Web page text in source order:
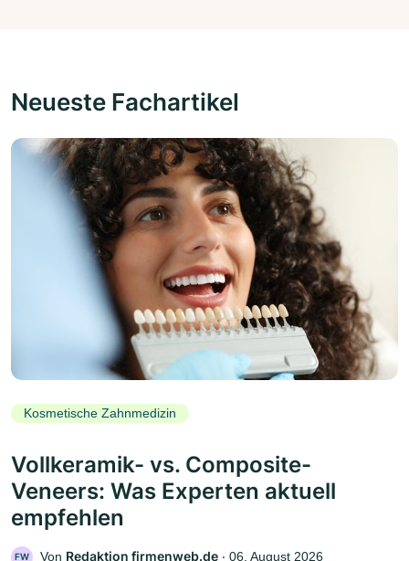
Neueste Fachartikel
Kosmetische Zahnmedizin
Vollkeramik- vs. Composite-
Veneers: Was Experten aktuell
empfehlen
FW Von Redaktion firmenweb.de ‧ 06. August 2026